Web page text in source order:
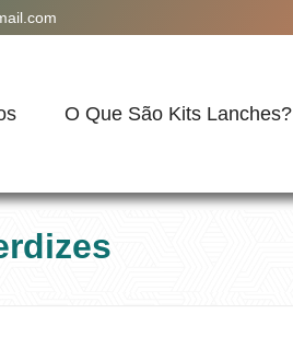
O Que São Kits Lanches?